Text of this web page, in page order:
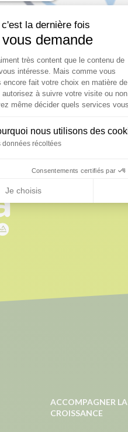
la dernière fois
demande
de Gestion du
très content que le contenu de
intéresse. Mais comme vous
encore fait votre choix en matière
à suivre votre visite ou non.
même décider quels services
nous utilisons des
données récoltées
Consentements certifiés par
Je choisis
Axeptio consent
ACCOMPAGNER LA
CROISSANCE